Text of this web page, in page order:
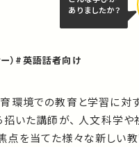
ありましたか？
） #英語話者向け
境での教育と学習に対
招いた講師が、 人文科学
点を当てた様々な新しい